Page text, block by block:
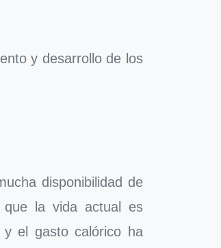
y desarrollo de los
disponibilidad de
que la vida actual es
el gasto calórico ha